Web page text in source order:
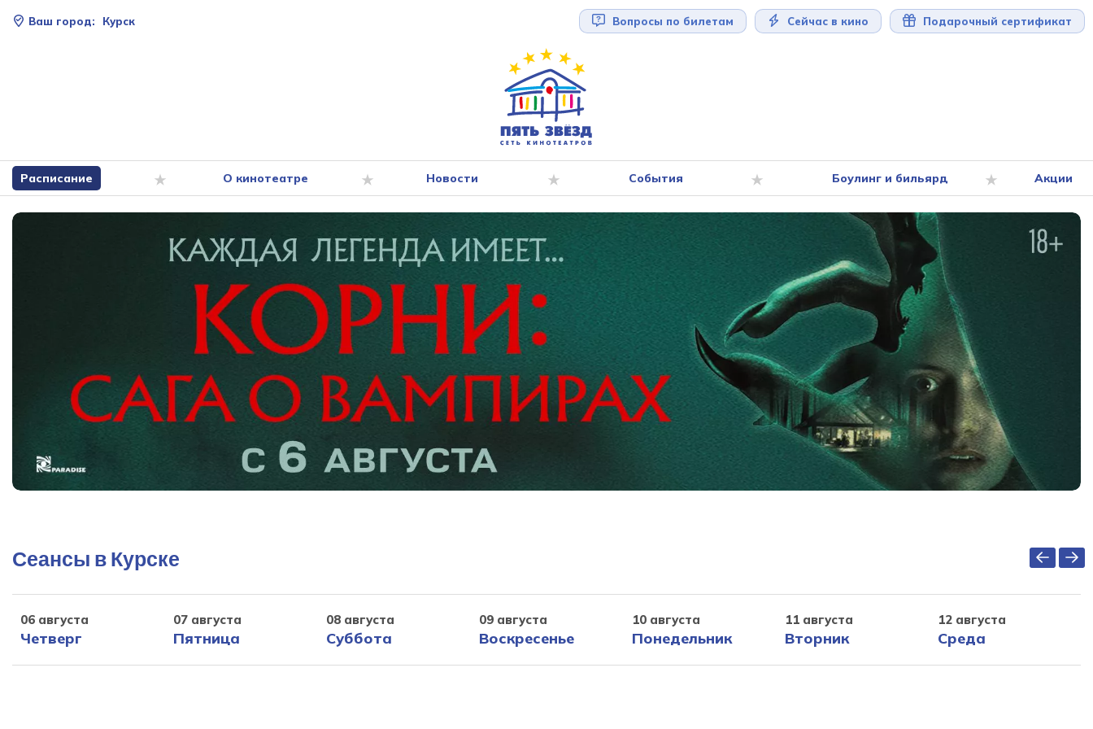
Ваш город: Курск Вопросы по билетам Сейчас в кино Подарочный сертификат
Расписание О кинотеатре Новости События Боулинг и бильярд Акции
Сеансы в Курске
06 августа
Четверг
07 августа
Пятница
08 августа
Суббота
09 августа
Воскресенье
10 августа
Понедельник
11 августа
Вторник
12 августа
Среда